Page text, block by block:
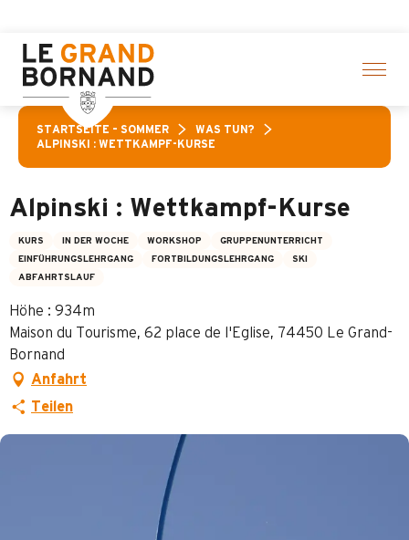
contenu
principal
STARTSEITE – SOMMER
WAS TUN?
ALPINSKI : WETTKAMPF-KURSE
Alpinski : Wettkampf-Kurse
KURS IN DER WOCHE WORKSHOP
GRUPPENUNTERRICHT
EINFÜHRUNGSLEHRGANG
FORTBILDUNGSLEHRGANG
SKI
ABFAHRTSLAUF
Höhe : 934m
Maison du Tourisme, 62 place de l'Eglise, 74450 Le Grand-
Bornand
Anfahrt
Teilen